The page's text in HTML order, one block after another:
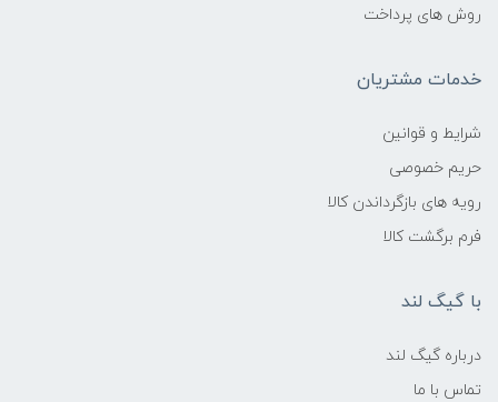
روش های پرداخت
خدمات مشتریان
شرایط و قوانین
حریم خصوصی
رویه های بازگرداندن کالا
فرم برگشت کالا
با گیگ لند
درباره گیگ لند
تماس با ما